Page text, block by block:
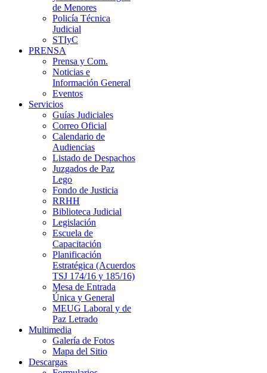
de Menores
Policía Técnica
Judicial
STIyC
PRENSA
Prensa y Com.
Noticias e
Información General
Eventos
Servicios
Guías Judiciales
Correo Oficial
Calendario de
Audiencias
Listado de Despachos
Juzgados de Paz
Lego
Fondo de Justicia
RRHH
Biblioteca Judicial
Legislación
Escuela de
Capacitación
Planificación
Estratégica (Acuerdos
TSJ 174/16 y 185/16)
Mesa de Entrada
Única y General
MEUG Laboral y de
Paz Letrado
Multimedia
Galería de Fotos
Mapa del Sitio
Descargas